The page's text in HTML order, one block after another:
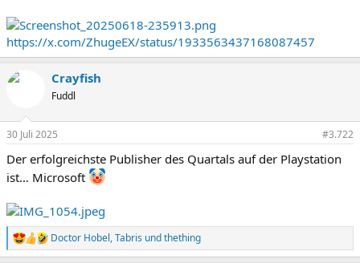
https://x.com/ZhugeEX/status/1933563437168087457
Crayfish
Fuddl
30 Juli 2025 #3.722
Der erfolgreichste Publisher des Quartals auf der Playstation
ist… Microsoft
R
e
Doctor Hobel,Tabris undthething